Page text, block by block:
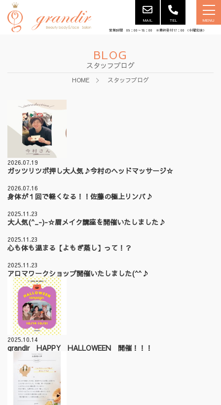
MAIL TEL MENU
営業時間 09：00～18：00 ※最終受付17：00 （水曜定休）
BLOG
スタッフブログ
HOME スタッフブログ
2026.07.19
ガッツリツボ押し大人気♪今村のヘッドマッサージ☆
2026.07.16
身体が１回で軽くなる！！佐藤の極上リンパ♪
2025.11.23
大人気(^_-)-☆眉メイク講座を開催いたしました♪
2025.11.23
心も体も温まる【よもぎ蒸し】って！？
2025.11.23
アロマワークショップ開催いたしました(^^♪
2025.10.14
grandir HAPPY HALLOWEEN 開催！！！